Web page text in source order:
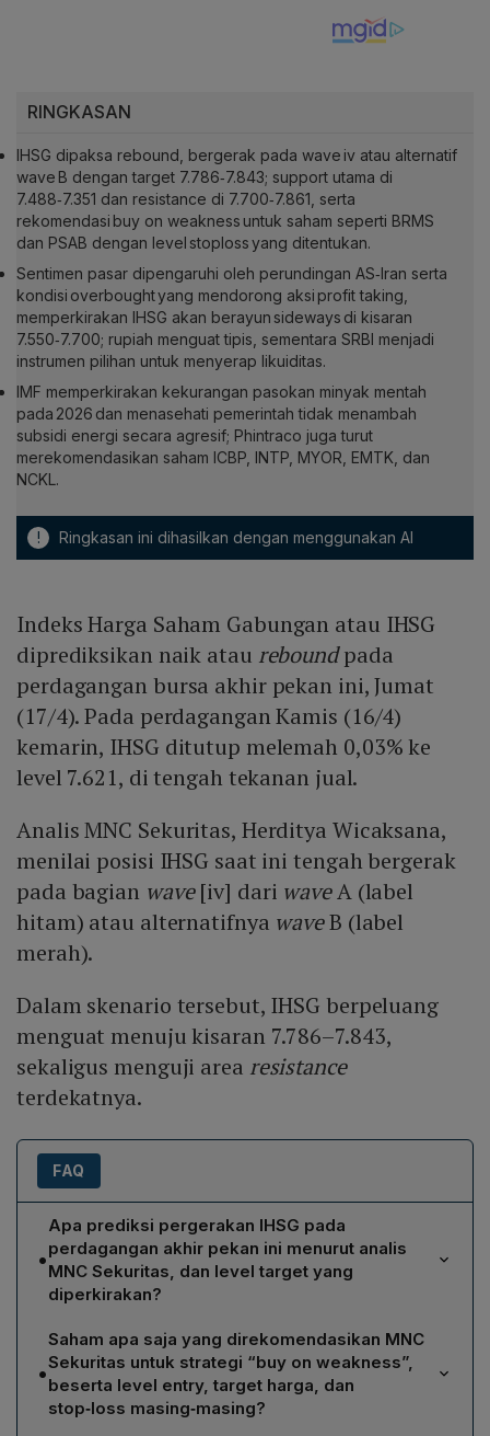
RINGKASAN
IHSG dipaksa rebound, bergerak pada wave iv atau alternatif
wave B dengan target 7.786‑7.843; support utama di
7.488‑7.351 dan resistance di 7.700‑7.861, serta
rekomendasi buy on weakness untuk saham seperti BRMS
dan PSAB dengan level stoploss yang ditentukan.
Sentimen pasar dipengaruhi oleh perundingan AS‑Iran serta
kondisi overbought yang mendorong aksi profit taking,
memperkirakan IHSG akan berayun sideways di kisaran
7.550‑7.700; rupiah menguat tipis, sementara SRBI menjadi
instrumen pilihan untuk menyerap likuiditas.
IMF memperkirakan kekurangan pasokan minyak mentah
pada 2026 dan menasehati pemerintah tidak menambah
subsidi energi secara agresif; Phintraco juga turut
merekomendasikan saham ICBP, INTP, MYOR, EMTK, dan
NCKL.
! Ringkasan ini dihasilkan dengan menggunakan AI
Indeks Harga Saham Gabungan atau IHSG
diprediksikan naik atau reboundpada
perdagangan bursa akhir pekan ini, Jumat
(17/4). Pada perdagangan Kamis (16/4)
kemarin, IHSG ditutup melemah 0,03% ke
level 7.621, di tengah tekanan jual.
Analis MNC Sekuritas, Herditya Wicaksana,
menilai posisi IHSG saat ini tengah bergerak
pada bagian wave[iv] dari waveA (label
hitam) atau alternatifnya waveB (label
merah).
Dalam skenario tersebut, IHSG berpeluang
menguat menuju kisaran 7.786–7.843,
sekaligus menguji area resistance
terdekatnya.
FAQ
•
Apa prediksi pergerakan IHSG pada
perdagangan akhir pekan ini menurut analis
MNC Sekuritas, dan level target yang
diperkirakan?
Analis MNC Sekuritas, Herditya Wicaksana, menilai
IHSG saat ini berada pada wave [iv] dari wave A (label
hitam) atau alternatifnya wave B (label merah). Dalam
skenario tersebut, IHSG berpeluang menguat menuju
•
Saham apa saja yang direkomendasikan MNC
Sekuritas untuk strategi “buy on weakness”,
beserta level entry, target harga, dan
stop‑loss masing‑masing?